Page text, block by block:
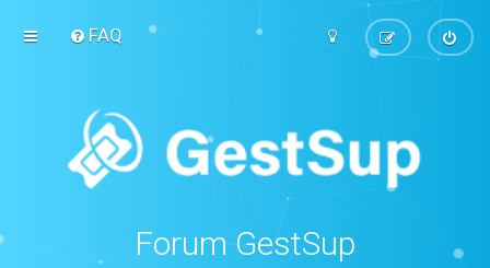
FAQ
Forum GestSup